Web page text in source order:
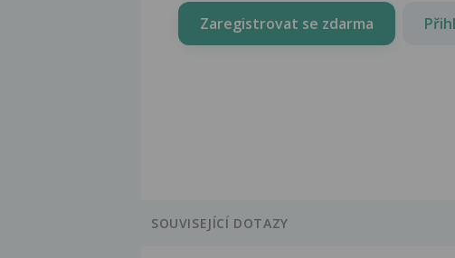
Zaregistrovat se zdarma
SOUVISEJÍCÍ DOTAZY